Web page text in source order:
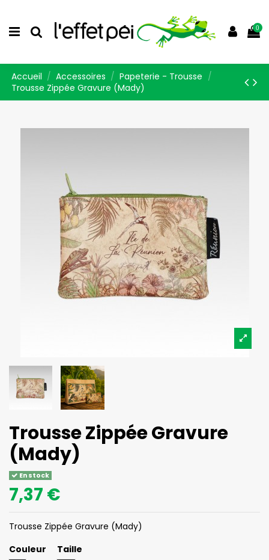
0
Accueil Accessoires
Papeterie - Trousse
Trousse Zippée Gravure (Mady)
Trousse Zippée Gravure
(Mady)
En stock
7,37 €
Trousse Zippée Gravure (Mady)
Couleur
Taille